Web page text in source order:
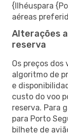
{Ilhéuspara
aéreas
Alterações
reserva
Os preços dos
algoritmo de
e
custo do voo
reserva. Para
para Porto
bilhete de